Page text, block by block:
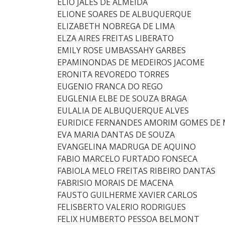
ELIONE SOARES DE ALBUQUERQUE
ELIZABETH NOBREGA DE LIMA
ELZA AIRES FREITAS LIBERATO
EMILY ROSE UMBASSAHY GARBES
EPAMINONDAS DE MEDEIROS JACOME
ERONITA REVOREDO TORRES
EUGENIO FRANCA DO REGO
EUGLENIA ELBE DE SOUZA BRAGA
EULALIA DE ALBUQUERQUE ALVES
EURIDICE FERNANDES AMORIM GOMES DE
EVA MARIA DANTAS DE SOUZA
EVANGELINA MADRUGA DE AQUINO
FABIO MARCELO FURTADO FONSECA
FABIOLA MELO FREITAS RIBEIRO DANTAS
FABRISIO MORAIS DE MACENA
FAUSTO GUILHERME XAVIER CARLOS
FELISBERTO VALERIO RODRIGUES
FELIX HUMBERTO PESSOA BELMONT